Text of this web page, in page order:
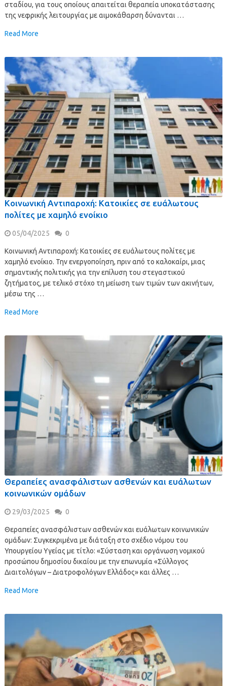
σταδίου, για τους οποίους απαιτείται θεραπεία υποκατάστασης
της νεφρικής λειτουργίας με αιμοκάθαρση δύνανται …
Read More
Κοινωνική Αντιπαροχή: Κατοικίες σε ευάλωτους
πολίτες με χαμηλό ενοίκιο
05/04/2025 0
Κοινωνική Αντιπαροχή: Κατοικίες σε ευάλωτους πολίτες με
χαμηλό ενοίκιο. Την ενεργοποίηση, πριν από το καλοκαίρι, μιας
σημαντικής πολιτικής για την επίλυση του στεγαστικού
ζητήματος, με τελικό στόχο τη μείωση των τιμών των ακινήτων,
μέσω της …
Read More
Θεραπείες ανασφάλιστων ασθενών και ευάλωτων
κοινωνικών ομάδων
29/03/2025 0
Θεραπείες ανασφάλιστων ασθενών και ευάλωτων κοινωνικών
ομάδων: Συγκεκριμένα με διάταξη στο σχέδιο νόμου του
Υπουργείου Υγείας με τίτλο: «Σύσταση και οργάνωση νομικού
προσώπου δημοσίου δικαίου με την επωνυμία «Σύλλογος
Διαιτολόγων – Διατροφολόγων Ελλάδος» και άλλες …
Read More